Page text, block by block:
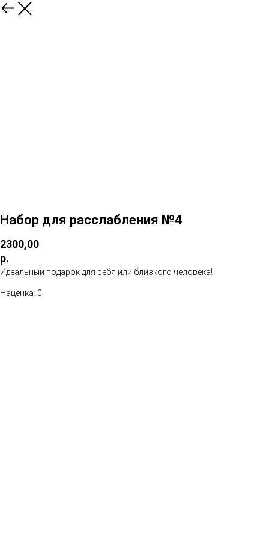
Набор для расслабления №4
2300,00
р.
Идеальный подарок для себя или близкого человека!
Наценка: 0